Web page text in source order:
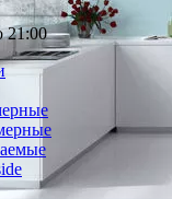
21:00